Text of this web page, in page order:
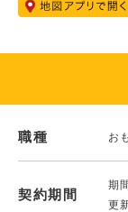
職種 お
契約期間
期
更